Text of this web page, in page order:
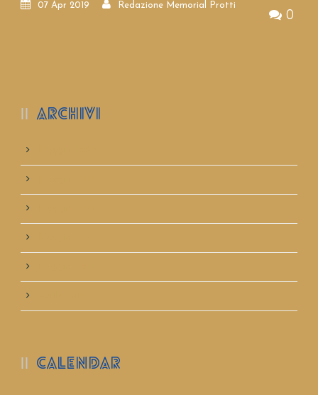
07 Apr 2019 Redazione Memorial Protti
0
ARCHIVI
CALENDAR